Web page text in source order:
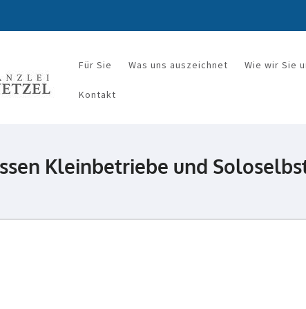
Steuerkanzlei Mandy Wetzel
Für Sie Was uns auszeichnet Wie wir Sie
Kontakt
Kleinbetriebe und